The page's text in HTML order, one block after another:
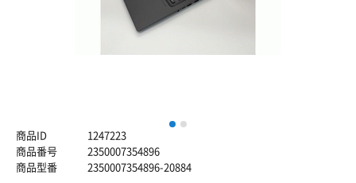
1
商品ID
1247223
商品番号
2350007354896
商品型番
2350007354896-20884